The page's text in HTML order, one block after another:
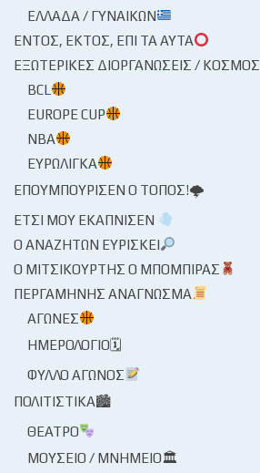
ΕΛΛΆΔΑ / ΓΥΝΑΙΚΏΝ
ΕΝΤΌΣ, ΕΚΤΌΣ, ΕΠΊ ΤΑ ΑΥΤΆ
ΕΞΩΤΕΡΙΚΈΣ ΔΙΟΡΓΑΝΏΣΕΙΣ / ΚΌΣΜΟΣ
BCL
EUROPE CUP
NBA
ΕΥΡΩΛΊΓΚΑ
ΕΠΟΥΜΠΟΎΡΙΣΕΝ Ο ΤΌΠΟΣ!🌩
ΈΤΣΙ ΜΟΥ ΕΚΆΠΝΙΣΕΝ
Ο ΑΝΑΖΗΤΏΝ ΕΥΡΊΣΚΕΙ
Ο ΜΙΤΣΙΚΟΥΡΤΉΣ Ο ΜΠΌΜΠΙΡΑΣ
ΠΕΡΓΑΜΗΝΉΣ ΑΝΆΓΝΩΣΜΑ
ΑΓΏΝΕΣ
ΗΜΕΡΟΛΌΓΙΟ🗓
ΦΎΛΛΟ ΑΓΏΝΟΣ
ΠΟΛΙΤΙΣΤΙΚΆ🏙
ΘΈΑΤΡΟ
ΜΟΥΣΕΊΟ / ΜΝΗΜΕΊΟ🏛